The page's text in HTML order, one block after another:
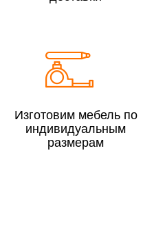
время:
Изготовим мебель по
индивидуальным
размерам